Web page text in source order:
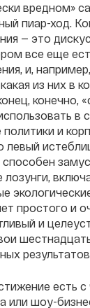
вредном»
пиар-ход.
— это
все еще
и,
из них в
конечно,
в
и
левый
простого и
и
есть с
или шоу-